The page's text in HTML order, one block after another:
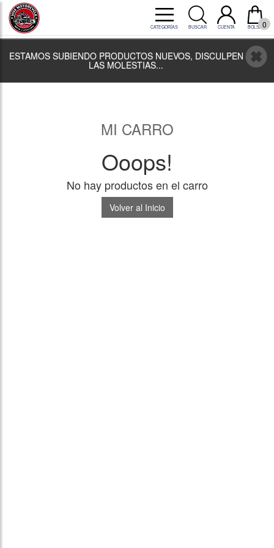
BOLSA 0
CUENTA
BUSCAR
CATEGORÍAS
ESTAMOS SUBIENDO PRODUCTOS NUEVOS, DISCULPEN
LAS MOLESTIAS...
MI CARRO
Ooops!
No hay productos en el carro
Volver al Inicio